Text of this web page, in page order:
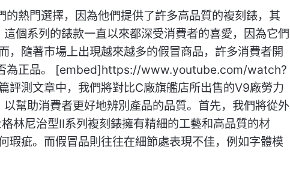
的熱門選擇，因為他們提供了許多高品質的複刻錶，其
個系列的錶款一直以來都深受消費者的喜愛，因為它們
，隨著市場上出現越來越多的假冒商品，許多消費者開
為正品。 [embed]https://www.youtube.com/watch?
測文章中，我們將對比C廠旗艦店所出售的V9廠勞力
幫助消費者更好地辨別產品的品質。首先，我們將從外
林尼治型II系列複刻錶擁有精細的工藝和高品質的材
瑕疵。而假冒品則往往在細節處表現不佳，例如字體模